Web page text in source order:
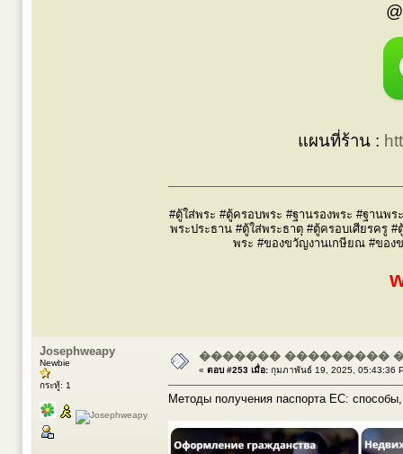
แผนที่ร้าน :
#ตู้ใส่พระ #ตู้ครอบพระ #ฐานรองพระ #ฐานพ
พระประธาน #ตู้ใส่พระธาตุ #ตู้ครอบเศียรครู
พระ #ของขวัญงานเกษียณ #ของ
Josephweapy
Newbie
กระทู้: 1
������� ���������
« ตอบ #253 เมื่อ: กุมภาพันธ์ 19, 2025, 05:43:36
Методы получения паспорта ЕС: